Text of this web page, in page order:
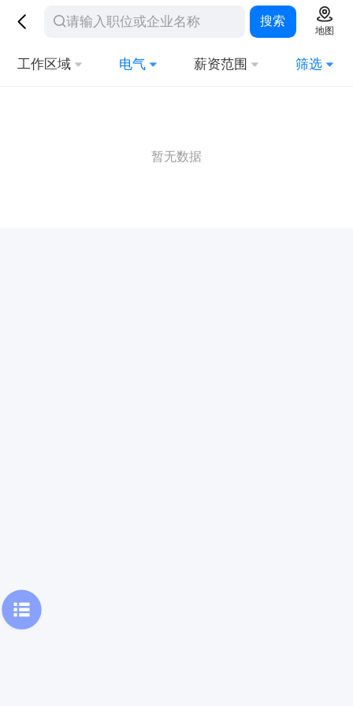
搜索
地图
工作区域 电气 薪资范围 筛选
暂无数据